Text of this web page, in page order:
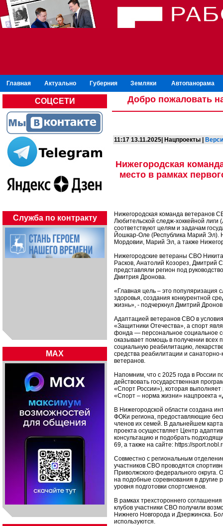
Главная Актуально Губерния Земляки Автопанорама
СОЦСЕТИ
Служба по контракту
MAX
Добро пожаловать
11:17 13.11.2025| Нацпроекты |
Нижегородская
место в рамках
Нижегородская команда ветеранов
Любительской следж-хоккейной
соответствуют целям и задачам
Йошкар-Оле (Республика Марий Эл).
Мордовии, Марий Эл, а также
Нижегородские ветераны СВО
Расков, Анатолий Козорез, Дмитрий
представляли регион под
Дмитрия Дронова.
«Главная цель – это популяризация
здоровья, создания конкурентной
жизнь», - подчеркнул Дмитрий
Адаптацией ветеранов СВО в
«Защитники Отечества», а спорт
фонда — персональное социальное
оказывает помощь в получении всех
социальную реабилитацию,
средства реабилитации и
ветеранов.
Напомним, что с 2025 года в России
действовать государственная
«Спорт России»), которая
«Спорт – норма жизни» нацпроекта
В Нижегородской области создана
ФОКи региона, предоставляющие
членов их семей. В дальнейшем
проекта осуществляет Центр
консультацию и подобрать
69, а также на сайте: https://
Совместно с региональным
участников СВО проводятся
Приволжского федерального
на подобные соревнования в другие
уровня подготовки спортсменов.
В рамках трехстороннего
клубов участники СВО получили
Нижнего Новгорода и Дзержинска.
используются.